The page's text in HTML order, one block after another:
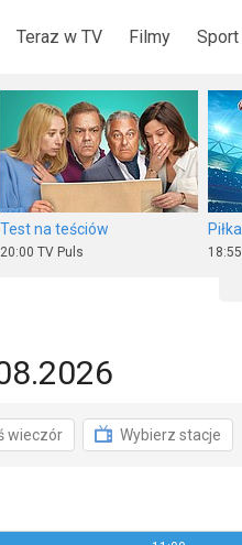
Teraz w TV Filmy Sport
Test na teściów
20:00 TV Puls 18:55
Rodzina Leśniewskich odc. 1
17:45TVP Kultura 17:50
wieczór Wybierz stacje